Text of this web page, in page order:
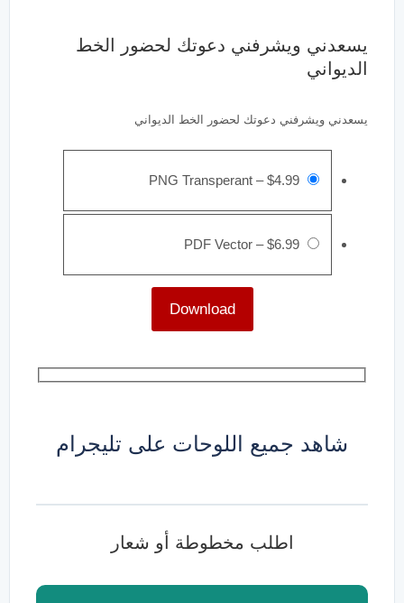
يسعدني ويشرفني دعوتك لحضور الخط
الديواني
يسعدني ويشرفني دعوتك لحضور الخط الديواني
PNG Transperant –$4.99
PDF Vector –$6.99
Download
شاهد جميع اللوحات على تليجرام
اطلب مخطوطة أو شعار